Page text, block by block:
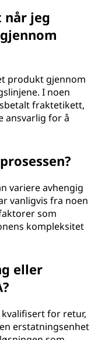
når jeg
produkt gjennom
I noen
fraktetikett,
ansvarlig for å
variere avhengig
vanligvis fra noen
som
kompleksitet
eller
for retur,
erstatningsenhet